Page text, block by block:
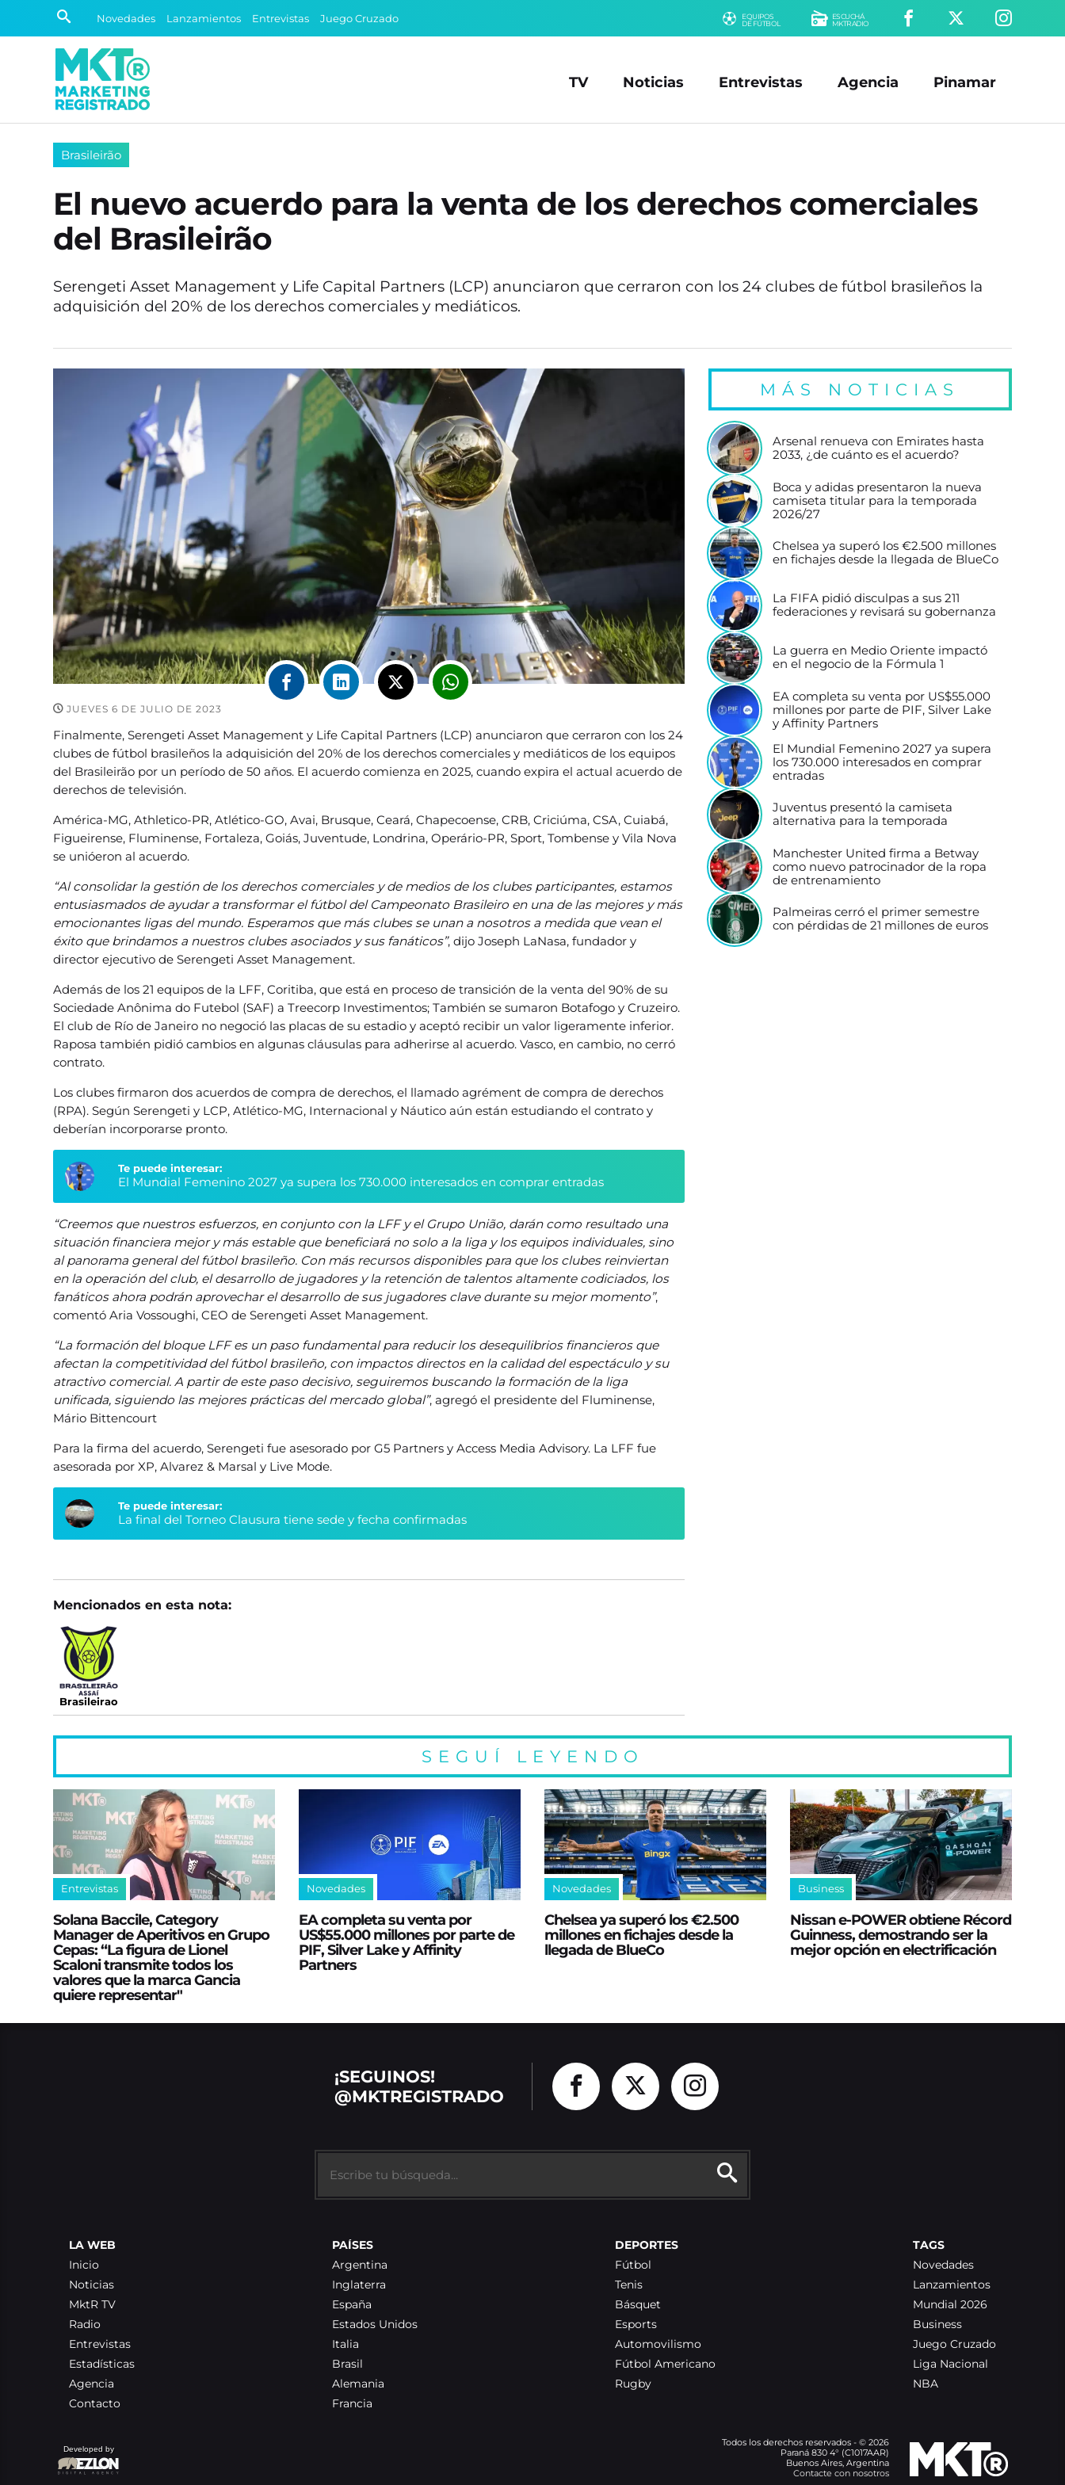
Novedades Lanzamientos Entrevistas Juego Cruzado
EQUIPOS
DE FÚTBOL
ESCUCHÁ
MKTRADIO
TV Noticias Entrevistas Agencia Pinamar
Brasileirão
El nuevo acuerdo para la venta de los derechos comerciales
del Brasileirão
Serengeti Asset Management y Life Capital Partners (LCP) anunciaron que cerraron con los 24 clubes de fútbol brasileños la
adquisición del 20% de los derechos comerciales y mediáticos.
JUEVES 6 DE JULIO DE 2023
Finalmente, Serengeti Asset Management y Life Capital Partners (LCP) anunciaron que cerraron con los 24
clubes de fútbol brasileños la adquisición del 20% de los derechos comerciales y mediáticos de los equipos
del Brasileirão por un período de 50 años. El acuerdo comienza en 2025, cuando expira el actual acuerdo de
derechos de televisión.
América-MG, Athletico-PR, Atlético-GO, Avai, Brusque, Ceará, Chapecoense, CRB, Criciúma, CSA, Cuiabá,
Figueirense, Fluminense, Fortaleza, Goiás, Juventude, Londrina, Operário-PR, Sport, Tombense y Vila Nova
se unióeron al acuerdo.
“Al consolidar la gestión de los derechos comerciales y de medios de los clubes participantes, estamos
entusiasmados de ayudar a transformar el fútbol del Campeonato Brasileiro en una de las mejores y más
emocionantes ligas del mundo. Esperamos que más clubes se unan a nosotros a medida que vean el
éxito que brindamos a nuestros clubes asociados y sus fanáticos”, dijo Joseph LaNasa, fundador y
director ejecutivo de Serengeti Asset Management.
Además de los 21 equipos de la LFF, Coritiba, que está en proceso de transición de la venta del 90% de su
Sociedade Anônima do Futebol (SAF) a Treecorp Investimentos; También se sumaron Botafogo y Cruzeiro.
El club de Río de Janeiro no negoció las placas de su estadio y aceptó recibir un valor ligeramente inferior.
Raposa también pidió cambios en algunas cláusulas para adherirse al acuerdo. Vasco, en cambio, no cerró
contrato.
Los clubes firmaron dos acuerdos de compra de derechos, el llamado agrément de compra de derechos
(RPA). Según Serengeti y LCP, Atlético-MG, Internacional y Náutico aún están estudiando el contrato y
deberían incorporarse pronto.
Te puede interesar:
El Mundial Femenino 2027 ya supera los 730.000 interesados en comprar entradas
“Creemos que nuestros esfuerzos, en conjunto con la LFF y el Grupo União, darán como resultado una
situación financiera mejor y más estable que beneficiará no solo a la liga y los equipos individuales, sino
al panorama general del fútbol brasileño. Con más recursos disponibles para que los clubes reinviertan
en la operación del club, el desarrollo de jugadores y la retención de talentos altamente codiciados, los
fanáticos ahora podrán aprovechar el desarrollo de sus jugadores clave durante su mejor momento”,
comentó Aria Vossoughi, CEO de Serengeti Asset Management.
“La formación del bloque LFF es un paso fundamental para reducir los desequilibrios financieros que
afectan la competitividad del fútbol brasileño, con impactos directos en la calidad del espectáculo y su
atractivo comercial. A partir de este paso decisivo, seguiremos buscando la formación de la liga
unificada, siguiendo las mejores prácticas del mercado global”, agregó el presidente del Fluminense,
Mário Bittencourt
Para la firma del acuerdo, Serengeti fue asesorado por G5 Partners y Access Media Advisory. La LFF fue
asesorada por XP, Alvarez & Marsal y Live Mode.
Te puede interesar:
La final del Torneo Clausura tiene sede y fecha confirmadas
Mencionados en esta nota:
Brasileirao
MÁS NOTICIAS
Arsenal renueva con Emirates hasta
2033, ¿de cuánto es el acuerdo?
Boca y adidas presentaron la nueva
camiseta titular para la temporada
2026/27
Chelsea ya superó los €2.500 millones
en fichajes desde la llegada de BlueCo
La FIFA pidió disculpas a sus 211
federaciones y revisará su gobernanza
La guerra en Medio Oriente impactó
en el negocio de la Fórmula 1
EA completa su venta por US$55.000
millones por parte de PIF, Silver Lake
y Affinity Partners
El Mundial Femenino 2027 ya supera
los 730.000 interesados en comprar
entradas
Juventus presentó la camiseta
alternativa para la temporada
Manchester United firma a Betway
como nuevo patrocinador de la ropa
de entrenamiento
Palmeiras cerró el primer semestre
con pérdidas de 21 millones de euros
SEGUÍ LEYENDO
Entrevistas
Solana Baccile, Category
Manager de Aperitivos en Grupo
Cepas: “La figura de Lionel
Scaloni transmite todos los
valores que la marca Gancia
quiere representar"
Novedades
EA completa su venta por
US$55.000 millones por parte de
PIF, Silver Lake y Affinity
Partners
Novedades
Chelsea ya superó los €2.500
millones en fichajes desde la
llegada de BlueCo
Business
Nissan e‑POWER obtiene Récord
Guinness, demostrando ser la
mejor opción en electrificación
¡SEGUINOS!
@MKTREGISTRADO
LA WEB
Inicio
Noticias
MktR TV
Radio
Entrevistas
Estadísticas
Agencia
Contacto
PAÍSES
Argentina
Inglaterra
España
Estados Unidos
Italia
Brasil
Alemania
Francia
DEPORTES
Fútbol
Tenis
Básquet
Esports
Automovilismo
Fútbol Americano
Rugby
TAGS
Novedades
Lanzamientos
Mundial 2026
Business
Juego Cruzado
Liga Nacional
NBA
Developed by
Todos los derechos reservados - © 2026
Paraná 830 4° (C1017AAR)
Buenos Aires, Argentina
Contacte con nosotros